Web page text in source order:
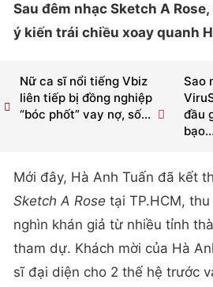
Sau đêm nhạc Sketch A
ý kiến trái chiều xoay quanh
Sao
đầu
bạo...
Nữ ca sĩ nổi tiếng Vbiz
liên tiếp bị đồng nghiệp
“bóc phốt” vay nợ, số...
Mới đây, Hà Anh Tuấn đã kết
Sketch A Rose tại TP.HCM,
nghìn khán giả từ nhiều tỉnh
tham dự. Khách mời của Hà
sĩ đại diện cho 2 thế hệ trước